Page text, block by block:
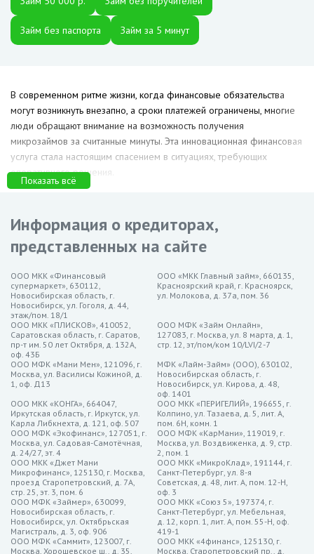
Займ без паспорта Займ за 5 минут
В современном ритме жизни, когда финансовые обязательства
могут возникнуть внезапно, а сроки платежей ограничены, многие
люди обращают внимание на возможность получения
микрозаймов за считанные минуты. Эта инновационная финансовая
услуга стала настоящим спасением в ситуациях, требующих
оперативного решения.
минут в Пензе
Займер — до 30 000 рублей на срок до 21 дня, ставка от
0%
MoneyMan — до 30 000 рублей на срок до 21 дня, ставка от
0%
МигКредит — до 30 000 рублей на срок до 21 дня, ставка
от 0%
Особенности микрозаймов за
5 минут в Пензе
Оперативность и доступность. Получение микрозайма за 5
минут – это не просто обещание, а реальная практика. Онлайн-
сервисы предоставления микрозаймов организовали
максимально удобные процессы оформления. Вам лишь
необходимо заполнить короткую анкету с минимальными
данными, и ответ на ваш запрос поступит буквально в течение
нескольких минут.
Минимальные требования к документам. В отличие от
Показать всё
Информация о кредиторах,
представленных на сайте
ООО МКК «Финансовый
супермаркет», 630112,
Новосибирская область, г.
Новосибирск, ул. Гоголя, д. 44,
этаж/пом. 18/1
ООО «МКК Главный займ», 660135,
Красноярский край, г. Красноярск,
ул. Молокова, д. 37а, пом. 36
ООО МКК «ПЛИСКОВ», 410052,
Саратовская область, г. Саратов,
пр-т им. 50 лет Октября, д. 132А,
оф. 43Б
ООО МФК «Займ Онлайн»,
127083, г. Москва, ул. 8 марта, д. 1,
стр. 12, эт/пом/ком 10/LVI/2-7
ООО МФК «Мани Мен», 121096, г.
Москва, ул. Василисы Кожиной, д.
1, оф. Д13
МФК «Лайм-Займ» (ООО), 630102,
Новосибирская область, г.
Новосибирск, ул. Кирова, д. 48,
оф. 1401
ООО МКК «КОНГА», 664047,
Иркутская область, г. Иркутск, ул.
Карла Либкнехта, д. 121, оф. 507
ООО МКК «ПЕРИГЕЛИЙ», 196655, г.
Колпино, ул. Тазаева, д. 5, лит. А,
пом. 6Н, комн. 1
ООО МФК «Экофинанс», 127051, г.
Москва, ул. Садовая-Самотёчная,
д. 24/27, эт. 4
ООО МФК «КарМани», 119019, г.
Москва, ул. Воздвиженка, д. 9, стр.
2, пом. 1
ООО МКК «Джет Мани
Микрофинанс», 125130, г. Москва,
проезд Старопетровский, д. 7А,
стр. 25, эт. 3, пом. 6
ООО МКК «МикроКлад», 191144, г.
Санкт-Петербург, ул. 8-я
Советская, д. 48, лит. А, пом. 12-Н,
оф. 3
ООО МФК «Займер», 630099,
Новосибирская область, г.
Новосибирск, ул. Октябрьская
Магистраль, д. 3, оф. 906
ООО МКК «Союз 5», 197374, г.
Санкт-Петербург, ул. Мебельная,
д. 12, корп. 1, лит. А, пом. 55-Н, оф.
419-1
ООО МФК «Саммит», 123007, г.
Москва, Хорошевское ш., д. 35,
ООО МКК «4финанс», 125130, г.
Москва, Старопетровский пр., д.